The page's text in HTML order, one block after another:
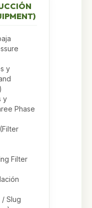
y
y
Phase
Filter
Slug